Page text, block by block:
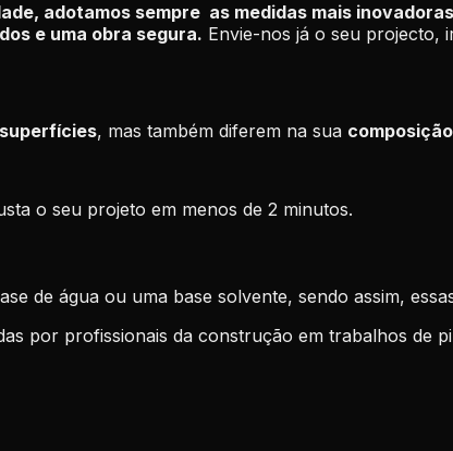
adotamos sempre as medidas mais
e uma obra segura. Envie-nos já o seu projecto,
superfícies, mas também diferem na sua composição
o seu projeto em menos de 2 minutos.
de água ou uma base solvente, sendo assim,
por profissionais da construção em trabalhos de